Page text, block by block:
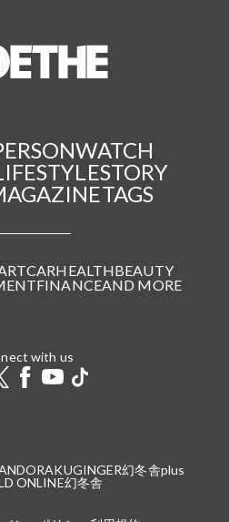
WATCH
STORY
TAGS
CARHEALTHBEAUTY
FINANCEAND MORE
with us
GINGER幻冬舎plus
ONLINE幻冬舎